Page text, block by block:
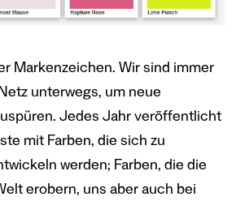
Markenzeichen. Wir sind immer
unterwegs, um neue
Jedes Jahr veröffentlicht
mit Farben, die sich zu
werden; Farben, die die
erobern, uns aber auch bei